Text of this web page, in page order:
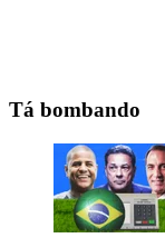
Tá bombando